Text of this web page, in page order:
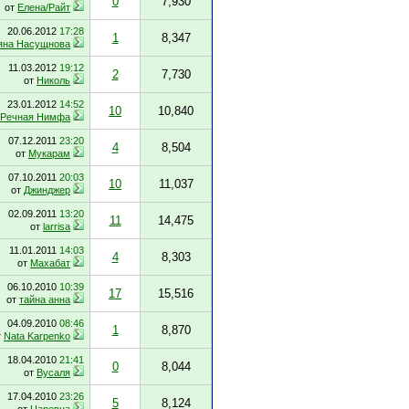
от Елена/Райт
20.06.2012 17:28
Насущнова 1 8,347
11.03.2012 19:12
от Николь 2 7,730
23.01.2012 14:52
Речная Нимфа 10 10,840
07.12.2011 23:20
от Мукарам 4 8,504
07.10.2011 20:03
от Джинджер 10 11,037
02.09.2011 13:20
от larrisa 11 14,475
11.01.2011 14:03
от Махабат 4 8,303
06.10.2010 10:39
от тайна анна 17 15,516
04.09.2010 08:46
Nata Karpenko 1 8,870
18.04.2010 21:41
от Вусаля 0 8,044
17.04.2010 23:26
5 8,124